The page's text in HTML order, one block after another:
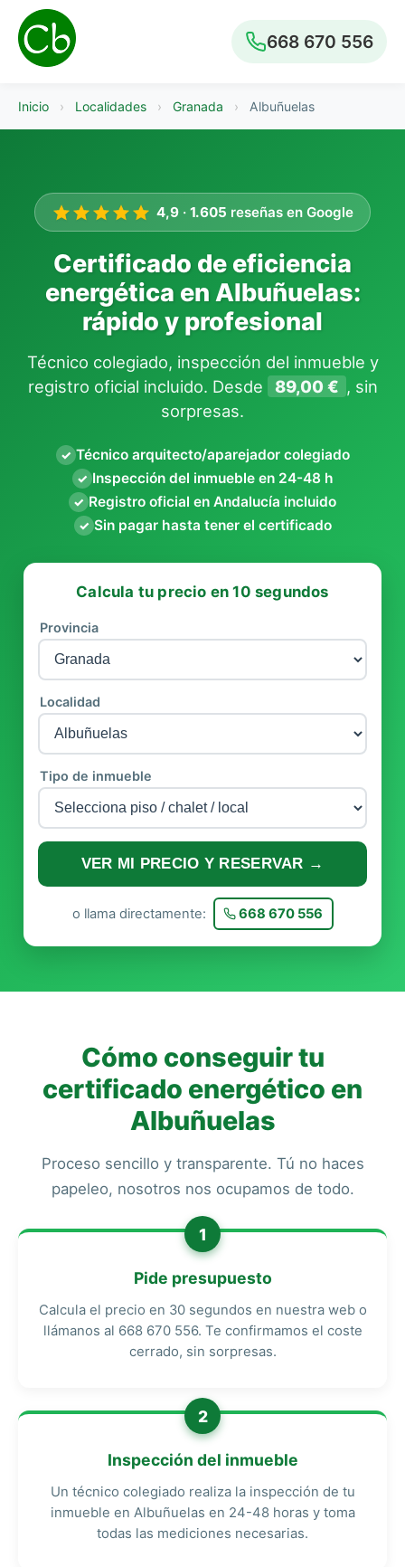
668 670 556
Inicio › Localidades › Granada › Albuñuelas
4,9 · 1.605 reseñas en Google
Certificado de eficiencia
energética en Albuñuelas:
rápido y profesional
Técnico colegiado, inspección del inmueble y
registro oficial incluido. Desde
89,00 € , sin
sorpresas.
✓ Técnico arquitecto/aparejador colegiado
✓ Inspección del inmueble en 24-48 h
✓ Registro oficial en Andalucía incluido
✓ Sin pagar hasta tener el certificado
Calcula tu precio en 10 segundos
Provincia
Localidad
Tipo de inmueble
VER MI PRECIO Y RESERVAR →
o llama directamente: 668 670 556
Cómo conseguir tu
certificado energético en
Albuñuelas
Proceso sencillo y transparente. Tú no haces
papeleo, nosotros nos ocupamos de todo.
1
Pide presupuesto
Calcula el precio en 30 segundos en nuestra web o
llámanos al 668 670 556. Te confirmamos el coste
cerrado, sin sorpresas.
2
Inspección del inmueble
Un técnico colegiado realiza la inspección de tu
inmueble en Albuñuelas en 24-48 horas y toma
todas las mediciones necesarias.